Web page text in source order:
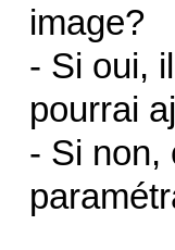
image?
- Si oui,
pourrai
- Si non,